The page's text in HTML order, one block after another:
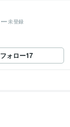
未登録
フォロー17